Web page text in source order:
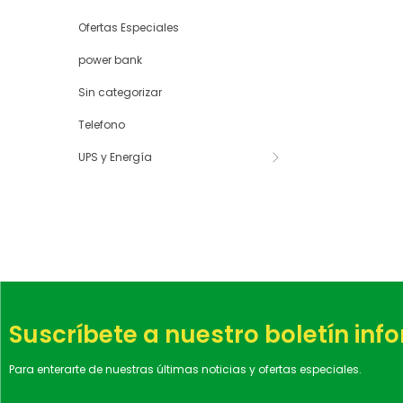
Ofertas Especiales
power bank
Sin categorizar
Telefono
UPS y Energía
Suscríbete a nuestro boletín
Para enterarte de nuestras últimas noticias y ofertas especiales.